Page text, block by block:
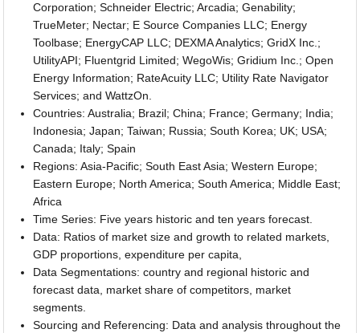
Corporation; Schneider Electric; Arcadia; Genability;
TrueMeter; Nectar; E Source Companies LLC; Energy
Toolbase; EnergyCAP LLC; DEXMA Analytics; GridX Inc.;
UtilityAPI; Fluentgrid Limited; WegoWis; Gridium Inc.; Open
Energy Information; RateAcuity LLC; Utility Rate Navigator
Services; and WattzOn.
Countries: Australia; Brazil; China; France; Germany; India;
Indonesia; Japan; Taiwan; Russia; South Korea; UK; USA;
Canada; Italy; Spain
Regions: Asia-Pacific; South East Asia; Western Europe;
Eastern Europe; North America; South America; Middle East;
Africa
Time Series: Five years historic and ten years forecast.
Data: Ratios of market size and growth to related markets,
GDP proportions, expenditure per capita,
Data Segmentations: country and regional historic and
forecast data, market share of competitors, market
segments.
Sourcing and Referencing: Data and analysis throughout the